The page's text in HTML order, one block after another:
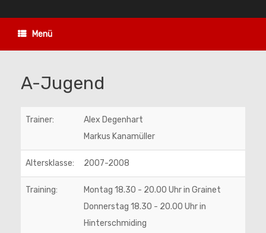
Menü
A-Jugend
Trainer:
Alex Degenhart
Markus Kanamüller
Altersklasse: 2007-2008
Training:
Montag 18.30 - 20.00 Uhr in Grainet
Donnerstag 18.30 - 20.00 Uhr in
Hinterschmiding